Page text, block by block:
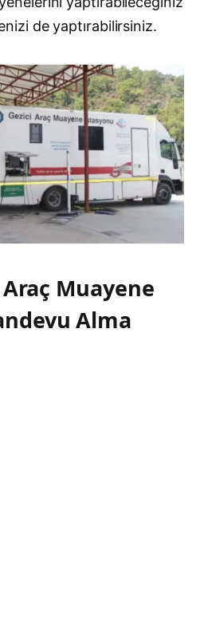
de yaptırabilirsiniz.
Muayene
Alma